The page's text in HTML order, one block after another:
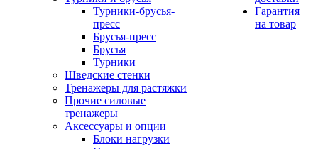
Турники-брусья-
пресс
Брусья-пресс
Брусья
Турники
Шведские стенки
Тренажеры для растяжки
Прочие силовые
тренажеры
Аксессуары и опции
Блоки нагрузки
Гарантия
на товар